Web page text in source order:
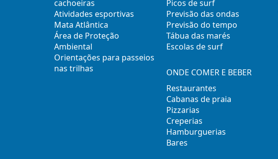
cachoeiras
Atividades esportivas
Mata Atlântica
Área de Proteção
Ambiental
Orientações para passeios
nas trilhas
Picos de surf
Previsão das ondas
Previsão do tempo
Tábua das marés
Escolas de surf
ONDE COMER E BEBER
Restaurantes
Cabanas de praia
Pizzarias
Creperias
Hamburguerias
Bares